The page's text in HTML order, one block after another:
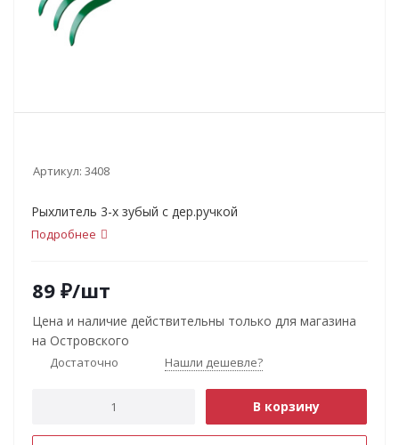
Артикул: 3408
Рыхлитель 3-х зубый с дер.ручкой
Подробнее
89 ₽/шт
Цена и наличие действительны только для магазина
на Островского
Достаточно Нашли дешевле?
В корзину